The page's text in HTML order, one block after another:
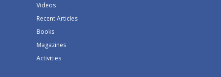
Videos
Recent Articles
Books
Magazines
Activities